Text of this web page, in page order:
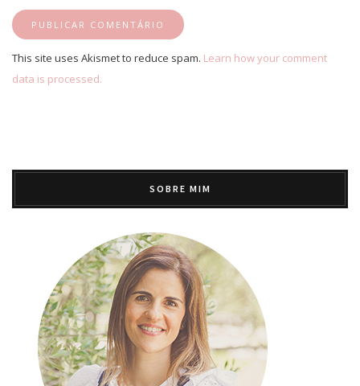
This site uses Akismet to reduce spam. Learn how your comment
data is processed.
SOBRE MIM